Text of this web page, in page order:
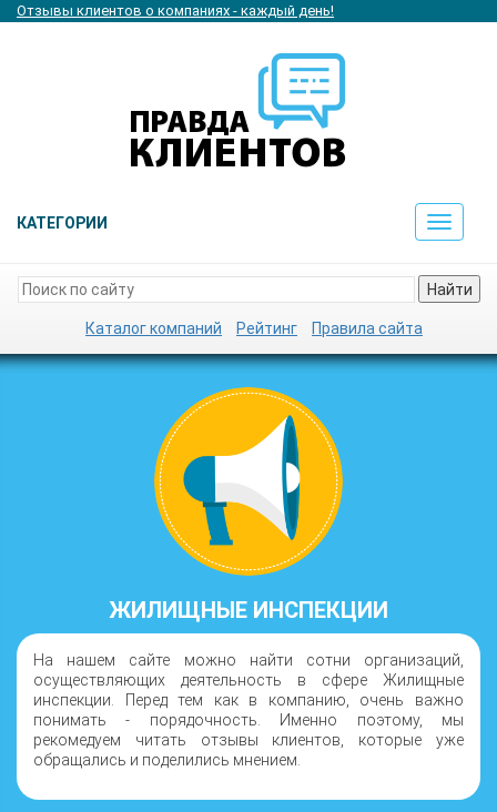
Отзывы клиентов о компаниях - каждый день!
КАТЕГОРИИ
Toggle
Найти
Каталог компаний Рейтинг Правила сайта
ЖИЛИЩНЫЕ ИНСПЕКЦИИ
На нашем сайте можно найти сотни организаций,
осуществляющих деятельность в сфере Жилищные
инспекции. Перед тем как в компанию, очень важно
понимать - порядочность. Именно поэтому, мы
рекомедуем читать отзывы клиентов, которые уже
обращались и поделились мнением.